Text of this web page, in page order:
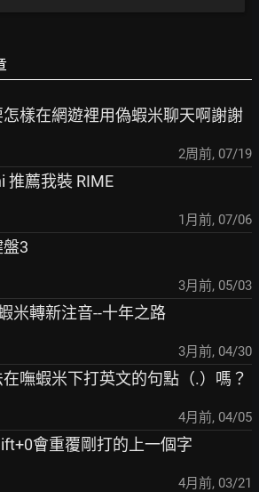
怎樣在網遊裡用偽蝦米聊天啊謝謝
2周前, 07/19
推薦我裝 RIME
1月前, 07/06
盤3
3月前, 05/03
米轉新注音--十年之路
3月前, 04/30
在嘸蝦米下打英文的句點（.）嗎？
4月前, 04/05
會重覆剛打的上一個字
4月前, 03/21